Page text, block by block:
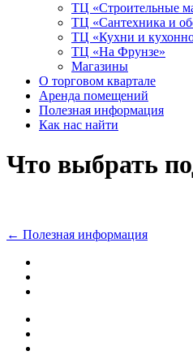
ТЦ «Строительные
ТЦ «Сантехника и
ТЦ «Кухни и
ТЦ «На Фрунзе»
Магазины
О торговом квартале
Аренда помещений
Полезная информация
Как нас найти
Что выбрать
← Полезная информация